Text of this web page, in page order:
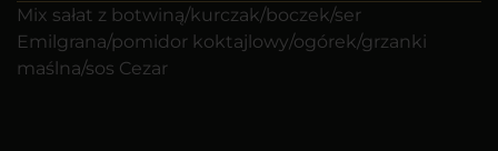
Mix sałat z botwiną/kurczak/boczek/ser
Emilgrana/pomidor koktajlowy/ogórek/grzanki
maślna/sos Cezar